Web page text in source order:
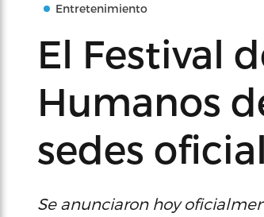
Entretenimiento
El Festival
Humanos
sedes
Se anunciaron hoy